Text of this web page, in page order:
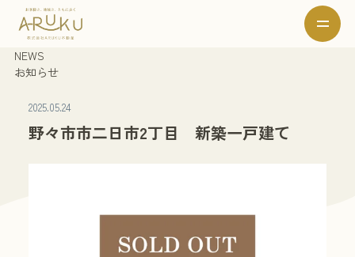
NEWS
お知らせ
2025.05.24
野々市市二日市2丁目 新築一戸建て